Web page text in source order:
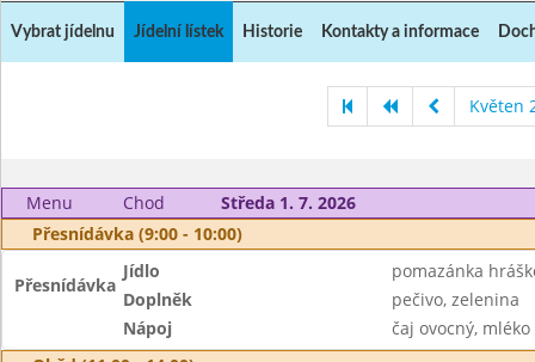
Vybrat jídelnu Jídelní lístek Historie Kontakty a informace
Květen
Menu Chod
Středa 1. 7. 2026
Přesnídávka (9:00 - 10:00)
Přesnídávka
Jídlo
pomazánka
Doplněk
pečivo, zelenina
Nápoj
čaj ovocný, mléko